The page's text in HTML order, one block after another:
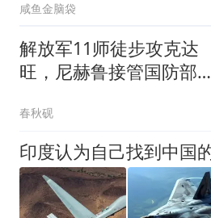
咸鱼金脑袋
解放军11师徒步攻克达
旺，尼赫鲁接管国防部，
春秋砚